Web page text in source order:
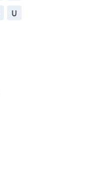
U